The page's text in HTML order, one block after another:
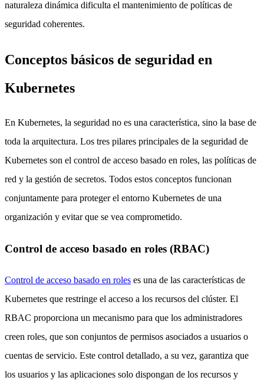
naturaleza dinámica dificulta el mantenimiento de políticas de
seguridad coherentes.
Conceptos básicos de seguridad en
Kubernetes
En Kubernetes, la seguridad no es una característica, sino la base de
toda la arquitectura. Los tres pilares principales de la seguridad de
Kubernetes son el control de acceso basado en roles, las políticas de
red y la gestión de secretos. Todos estos conceptos funcionan
conjuntamente para proteger el entorno Kubernetes de una
organización y evitar que se vea comprometido.
Control de acceso basado en roles (RBAC)
Control de acceso basado en roles es una de las características de
Kubernetes que restringe el acceso a los recursos del clúster. El
RBAC proporciona un mecanismo para que los administradores
creen roles, que son conjuntos de permisos asociados a usuarios o
cuentas de servicio. Este control detallado, a su vez, garantiza que
los usuarios y las aplicaciones solo dispongan de los recursos y